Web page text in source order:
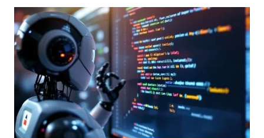
documentos e elaboração de um perfil de cliente ideal
(ICP).